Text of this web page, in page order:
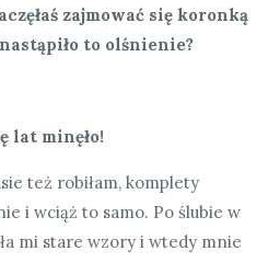
zajmować się koronką
to olśnienie?
lat minęło!
też robiłam, komplety
i wciąż to samo. Po ślubie w
mi stare wzory i wtedy mnie